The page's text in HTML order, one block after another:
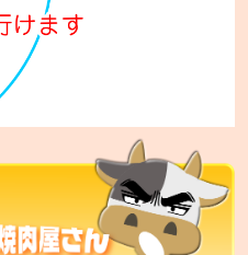
1-15 セレスタ札幌2F